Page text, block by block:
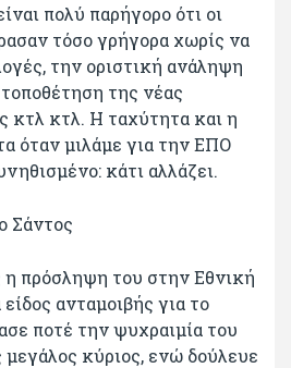
πολύ παρήγορο ότι οι
τόσο γρήγορα χωρίς να
την οριστική ανάληψη
της νέας
κτλ κτλ. Η ταχύτητα και η
όταν μιλάμε για την ΕΠΟ
κάτι αλλάζει.
Σάντος
η πρόσληψη του στην Εθνική
ανταμοιβής για το
ποτέ την ψυχραιμία του
κύριος, ενώ δούλευε